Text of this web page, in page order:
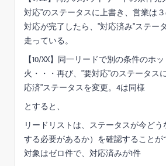
対応"のステータスに上書き、営業は３
対応が完了したら、"対応済み"ステー
走っている。
【10/XX】同一リードで別の条件のホ
火・・・再び、"要対応"のステータス
応済"ステータスを変更。4は同様
とすると、
リードリストは、ステータスが今ど
する必要があるか）を確認すること
対象はゼロ件で、対応済みが1件